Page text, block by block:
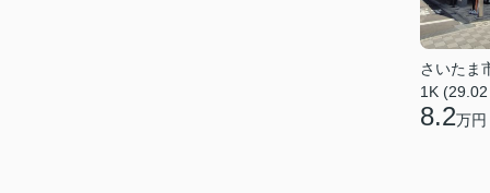
さいたま
1K
8.2万円